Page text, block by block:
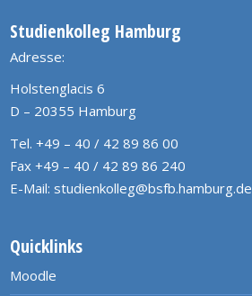
Studienkolleg Hamburg
Adresse:
Holstenglacis 6
D – 20355 Hamburg
Tel. +49 – 40 / 42 89 86 00
Fax +49 – 40 / 42 89 86 240
E-Mail: studienkolleg@bsfb.hamburg.de
Quicklinks
Moodle